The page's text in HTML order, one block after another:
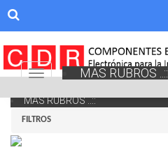
Navigation ein-/ausblenden
MAS RUBROS ..::
MAS RUBROS ..::
FILTROS